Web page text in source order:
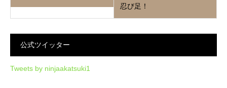
忍び足！
公式ツイッター
Tweets by ninjaakatsuki1